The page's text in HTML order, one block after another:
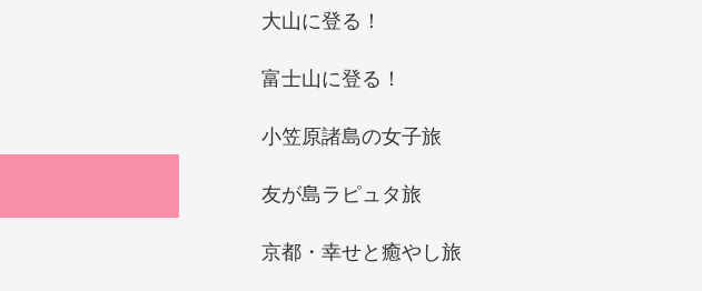
大山に登る！
富士山に登る！
小笠原諸島の女子旅
友が島ラピュタ旅
京都・幸せと癒やし旅